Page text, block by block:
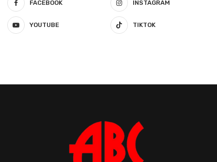
FACEBOOK INSTAGRAM
YOUTUBE TIKTOK